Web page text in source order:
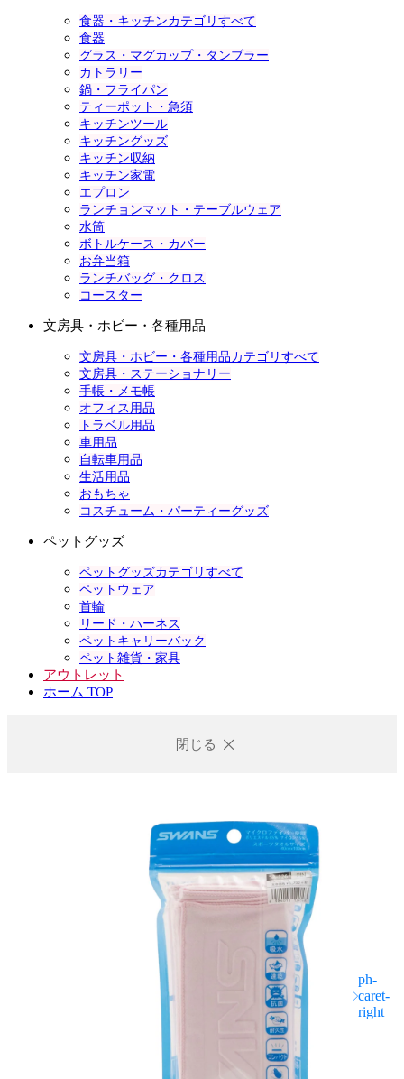
食器・キッチンカテゴリすべて
食器
グラス・マグカップ・タンブラー
カトラリー
鍋・フライパン
ティーポット・急須
キッチンツール
キッチングッズ
キッチン収納
キッチン家電
エプロン
ランチョンマット・テーブルウェア
水筒
ボトルケース・カバー
お弁当箱
ランチバッグ・クロス
コースター
文房具・ホビー・各種用品
文房具・ホビー・各種用品カテゴリすべて
文房具・ステーショナリー
手帳・メモ帳
オフィス用品
トラベル用品
車用品
自転車用品
生活用品
おもちゃ
コスチューム・パーティーグッズ
ペットグッズ
ペットグッズカテゴリすべて
ペットウェア
首輪
リード・ハーネス
ペットキャリーバック
ペット雑貨・家具
アウトレット
ホーム TOP
閉じる